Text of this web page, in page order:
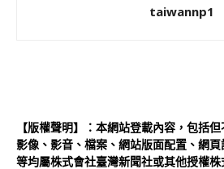
taiwannp1
【版權聲明】：本網站登載內容，包括
影像、影音、檔案、網站版面配置、網
等均屬株式會社臺灣新聞社或其他授權